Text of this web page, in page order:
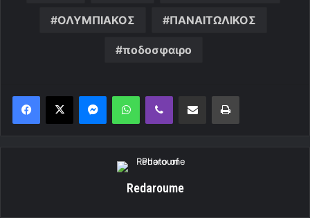
ΟΛΥΜΠΙΑΚΟΣ ΠΑΝΑΙΤΩΛΙΚΟΣ
ποδοσφαιρο
MessengerWhatsAppViber Κοινοποίηση μέσω ηλεκτρονικού ταχυδρομείουΕκτύπωση
Redaroume